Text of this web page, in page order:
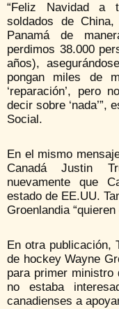
“Feliz Navidad a
soldados de
Panamá de
perdimos 38.000
años),
pongan miles de
‘reparación’, pero
decir sobre ‘nada’”,
Social.
En el mismo
Canadá Justin
nuevamente que
estado de EE.UU.
Groenlandia
En otra publicación,
de hockey Wayne
para primer ministro
no estaba
canadienses a